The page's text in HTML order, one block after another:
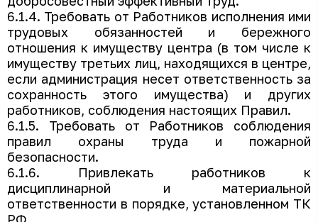
6.1.4. Требовать от Работников исполнения ими
трудовых обязанностей и бережного
отношения к имуществу центра (в том числе к
имуществу третьих лиц, находящихся в центре,
если администрация несет ответственность за
сохранность этого имущества) и других
работников, соблюдения настоящих Правил.
6.1.5. Требовать от Работников соблюдения
правил охраны труда и пожарной
безопасности.
6.1.6. Привлекать работников к
дисциплинарной и материальной
ответственности в порядке, установленном ТК